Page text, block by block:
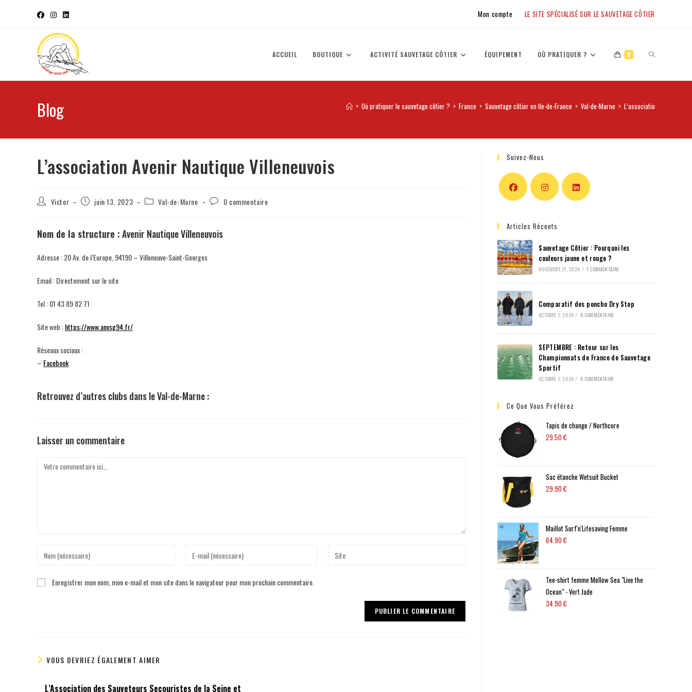
Mon compte LE SITE SPÉCIALISÉ SUR LE SAUVETAGE CÔTIER
ACCUEIL BOUTIQUE ACTIVITÉ SAUVETAGE CÔTIER ÉQUIPEMENT OÙ PRATIQUER ? 0
Blog > Où pratiquer le sauvetage côtier ? > France > Sauvetage côtier en Ile-de-France > Val-de-Marne > L’association Avenir
L’association Avenir Nautique Villeneuvois
Victor juin 13, 2023 Val-de-Marne 0 commentaire
Nom de la structure :Avenir Nautique Villeneuvois
Adresse : 20 Av. de l’Europe, 94190 – Villeneuve-Saint-Georges
Email : Directement sur le site
Tel : 01 43 89 82 71
Site web :https://www.anvsg94.fr/
Réseaux sociaux :
– Facebook
Retrouvez d’autres clubs dans le Val-de-Marne :
Laisser un commentaire
Enregistrer mon nom, mon e-mail et mon site dans le navigateur pour mon prochain commentaire.
VOUS DEVRIEZ ÉGALEMENT AIMER
L’Association des Sauveteurs Secouristes de la Seine et
Suivez-Nous
Articles Récents
Sauvetage Côtier : Pourquoi les
couleurs jaune et rouge ?
NOVEMBRE 21, 2024 / 1 COMMENTAIRE
Comparatif des poncho Dry Stop
OCTOBRE 2, 2024 / 0 COMMENTAIRE
SEPTEMBRE : Retour sur les
Championnats de France de Sauvetage
Sportif
OCTOBRE 2, 2024 / 0 COMMENTAIRE
Ce Que Vous Préférez
Tapis de change / Northcore
29.50 €
Sac étanche Wetsuit Bucket
29.90 €
Maillot Surf'n'Lifesaving Femme
64.90 €
Tee-shirt femme Mellow Sea "Live the
Ocean" - Vert Jade
34.90 €